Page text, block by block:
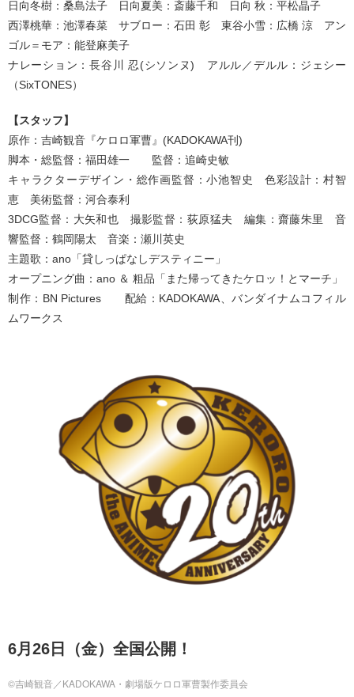
日向冬樹：桑島法子 日向夏美：斎藤千和 日向 秋：平松晶子
西澤桃華：池澤春菜 サブロー：石田 彰 東谷小雪：広橋 涼 アン
ゴル＝モア：能登麻美子
ナレーション：長谷川 忍(シソンヌ) アルル／デルル：ジェシー
（SixTONES）
【スタッフ】
原作：吉崎観音『ケロロ軍曹』(KADOKAWA刊)
脚本・総監督：福田雄一 監督：追崎史敏
キャラクターデザイン・総作画監督：小池智史 色彩設計：村智
恵 美術監督：河合泰利
3DCG監督：大矢和也 撮影監督：荻原猛夫 編集：齋藤朱里 音
響監督：鶴岡陽太 音楽：瀬川英史
主題歌：ano「貸しっぱなしデスティニー」
オープニング曲：ano ＆ 粗品「また帰ってきたケロッ！とマーチ」
制作：BN Pictures 配給：KADOKAWA、バンダイナムコフィル
ムワークス
6月26日（金）全国公開！
©吉崎観音／KADOKAWA・劇場版ケロロ軍曹製作委員会